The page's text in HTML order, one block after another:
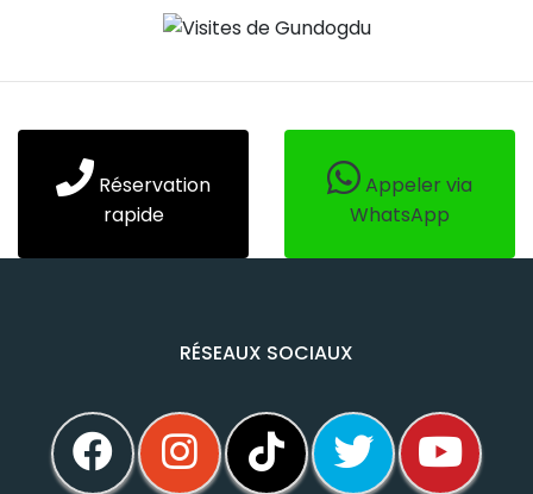
Réservation
rapide
Appeler via
WhatsApp
RÉSEAUX SOCIAUX